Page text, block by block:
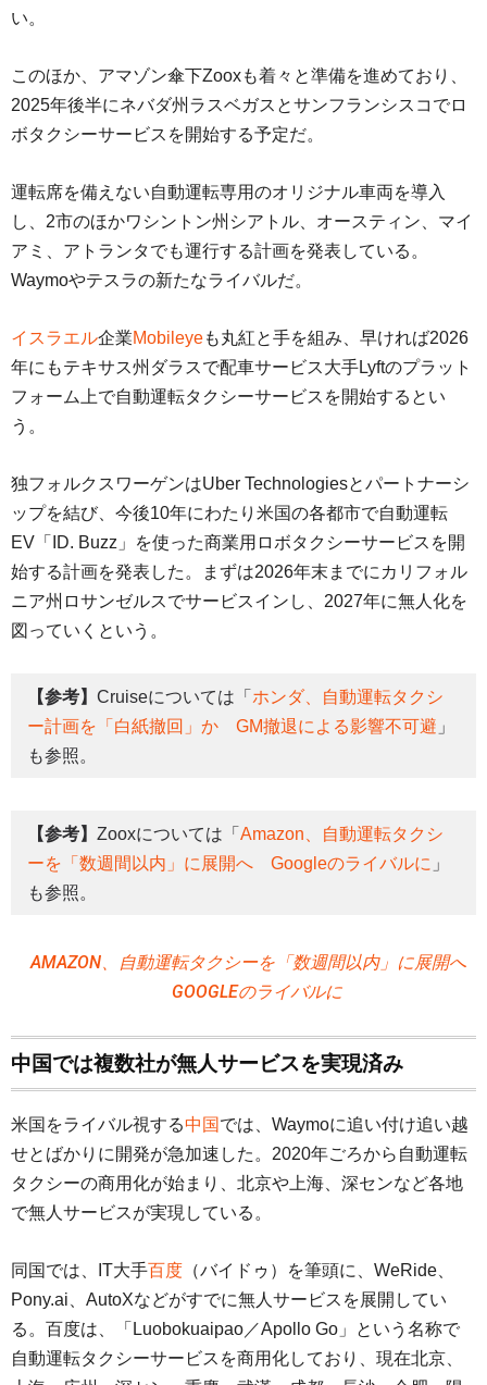
い。
このほか、アマゾン傘下Zooxも着々と準備を進めており、
2025年後半にネバダ州ラスベガスとサンフランシスコでロ
ボタクシーサービスを開始する予定だ。
運転席を備えない自動運転専用のオリジナル車両を導入
し、2市のほかワシントン州シアトル、オースティン、マイ
アミ、アトランタでも運行する計画を発表している。
Waymoやテスラの新たなライバルだ。
イスラエル企業Mobileyeも丸紅と手を組み、早ければ2026
年にもテキサス州ダラスで配車サービス大手Lyftのプラット
フォーム上で自動運転タクシーサービスを開始するとい
う。
独フォルクスワーゲンはUber Technologiesとパートナーシ
ップを結び、今後10年にわたり米国の各都市で自動運転
EV「ID. Buzz」を使った商業用ロボタクシーサービスを開
始する計画を発表した。まずは2026年末までにカリフォル
ニア州ロサンゼルスでサービスインし、2027年に無人化を
図っていくという。
【参考】 Cruiseについては「 ホンダ、自動運転タクシ
ー計画を「白紙撤回」か GM撤退による影響不可避 」
も参照。
【参考】 Zooxについては「 Amazon、自動運転タクシ
ーを「数週間以内」に展開へ Googleのライバルに 」
も参照。
AMAZON、自動運転タクシーを「数週間以内」に展開へ
GOOGLEのライバルに
中国では複数社が無人サービスを実現済み
米国をライバル視する中国 では、Waymoに追い付け追い越
せとばかりに開発が急加速した。2020年ごろから自動運転
タクシーの商用化が始まり、北京や上海、深センなど各地
で無人サービスが実現している。
同国では、IT大手百度 （バイドゥ）を筆頭に、WeRide、
Pony.ai、AutoXなどがすでに無人サービスを展開してい
る。百度は、「Luobokuaipao／Apollo Go」という名称で
自動運転タクシーサービスを商用化しており、現在北京、